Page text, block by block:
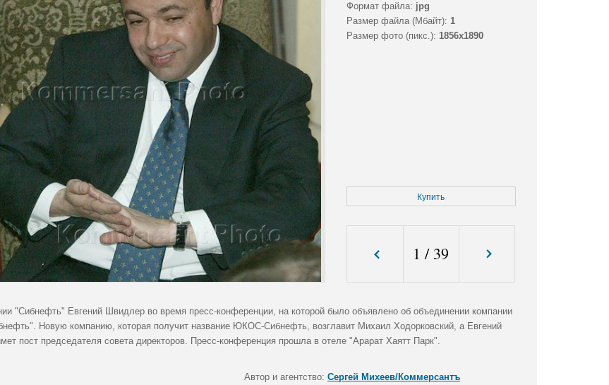
Формат файла: jpg
Размер файла (Мбайт): 1
Размер фото (пикс.): 1856x1890
Купить
1 / 39
"Сибнефть" Евгений Швидлер во время пресс-конференции, на которой было объявлено об объединении компании
Новую компанию, которая получит название ЮКОС-Сибнефть, возглавит Михаил Ходорковский, а Евгений
пост председателя совета директоров. Пресс-конференция прошла в отеле "Арарат Хаятт Парк".
Автор и агентство: Сергей Михеев/Коммерсантъ